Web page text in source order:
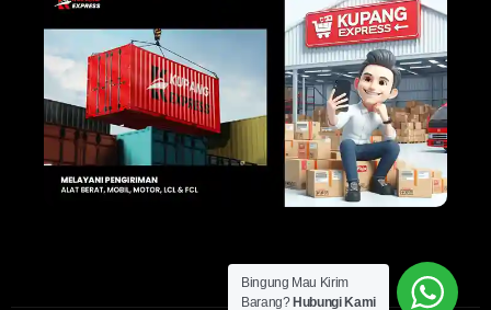
Bingung Mau Kirim
Barang? Hubungi Kami